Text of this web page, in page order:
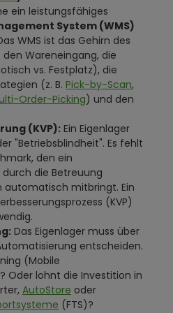
ein leistungsfähiges
System (WMS)
WMS ist das Gehirn des
den Wareneingang, die
vs. Festplatz), die
(z. B. Pick-by-Scan,
Order-Picking) und den
(KVP): Ein Eigenlager
"Betriebsblindheit". Es fehlt
den ein
die Betreuung
automatisch mitbringt. Ein
(KVP)
Das Eigenlager muss über
entscheiden.
(Mobile
Oder lohnt die Investition in
AutoStore oder
(FTS)?